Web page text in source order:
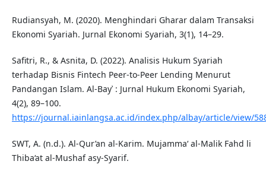
Rudiansyah, M. (2020). Menghindari Gharar dalam Transaksi
Ekonomi Syariah. Jurnal Ekonomi Syariah, 3(1), 14–29.
Safitri, R., & Asnita, D. (2022). Analisis Hukum Syariah
terhadap Bisnis Fintech Peer-to-Peer Lending Menurut
Pandangan Islam. Al-Bayʾ : Jurnal Hukum Ekonomi Syariah,
4(2), 89–100.
https://journal.iainlangsa.ac.id/index.php/albay/article/view/
SWT, A. (n.d.). Al-Qur’an al-Karim. Mujamma‘ al-Malik Fahd li
Thiba‘at al-Mushaf asy-Syarif.